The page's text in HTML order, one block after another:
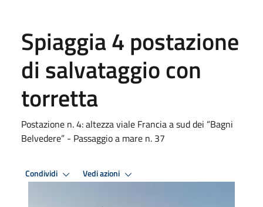
Spiaggia 4 postazione
di salvataggio con
torretta
Postazione n. 4: altezza viale Francia a sud dei “Bagni
Belvedere” - Passaggio a mare n. 37
Condividi Vedi azioni